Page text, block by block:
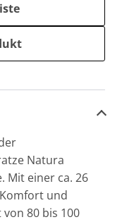
Natura
Mit einer ca. 26
und
80 bis 100